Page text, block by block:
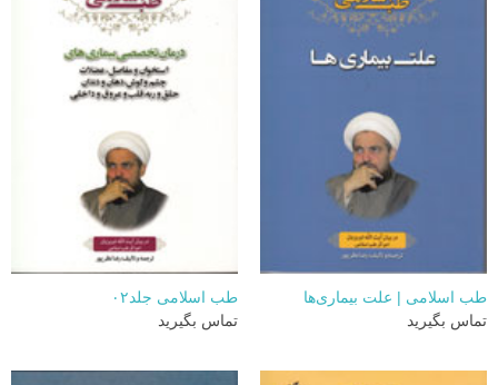
طب اسلامی | علت بیماری‌ها
تماس بگیرید
طب اسلامی جلد۰۲
تماس بگیرید